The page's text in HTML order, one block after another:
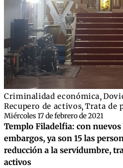
Criminalidad económica,
Recupero de activos,Trata de
Miércoles 17 de febrero de 2021
Templo Filadelfia: con
embargos, ya son 15 las
reducción a la servidumbre,
activos